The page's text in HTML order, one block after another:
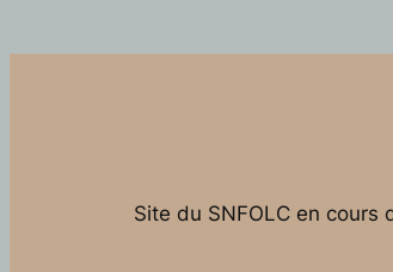
Site du SNFOLC en cours